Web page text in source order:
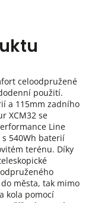
celoodpružené
použití.
a 115mm zadního
XCM32 se
Line
s 540Wh baterií
terénu. Díky
města, tak mimo
kola pomocí